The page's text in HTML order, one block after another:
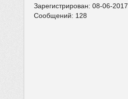
Зарегистрирован:08-06-2017
Сообщений: 128